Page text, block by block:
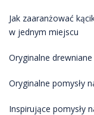
Jak zaaranżować
w jednym miejscu
Oryginalne
Oryginalne pomysły
Inspirujące pomysły